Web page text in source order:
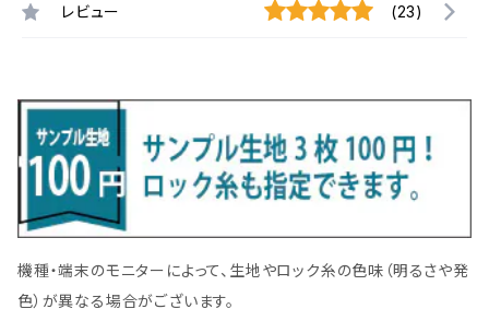
レビュー (23)
機種・端末のモニターによって、生地やロック糸の色味（明るさや発
色）が異なる場合がございます。